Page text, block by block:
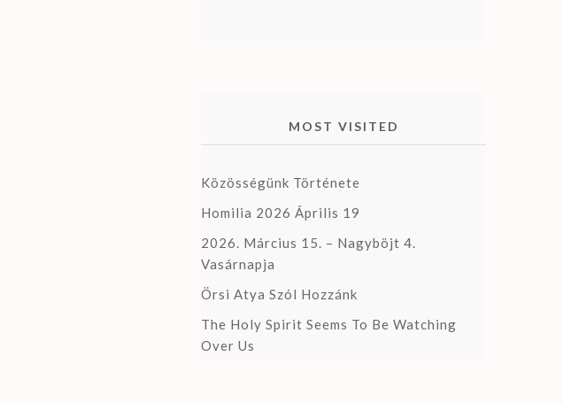
MOST VISITED
Közösségünk Története
Homilia 2026 Április 19
2026. Március 15. – Nagyböjt 4.
Vasárnapja
Örsi Atya Szól Hozzánk
The Holy Spirit Seems To Be Watching
Over Us